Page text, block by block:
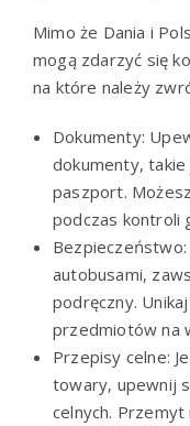
Mimo że Dania i
mogą zdarzyć się
na które należy
Dokumenty:
dokumenty,
paszport.
podczas kontroli
autobusami,
podręczny.
przedmiotów na
Przepisy celne:
towary, upewnij
celnych.